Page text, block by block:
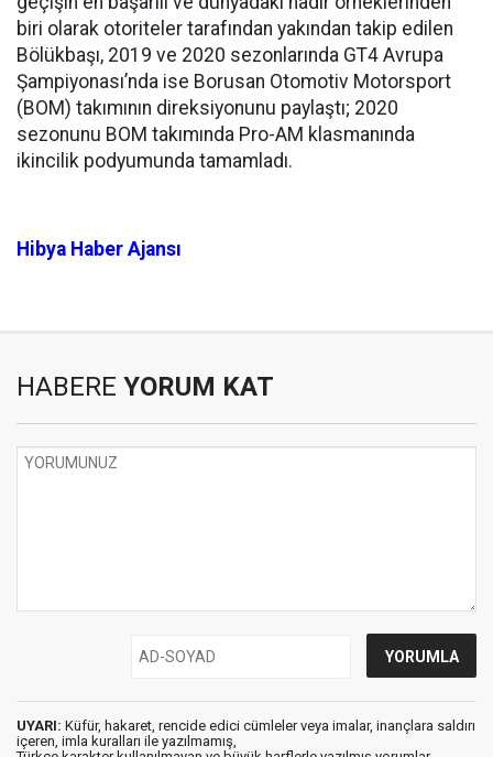
biri olarak otoriteler tarafından yakından takip edilen
Bölükbaşı, 2019 ve 2020 sezonlarında GT4 Avrupa
Şampiyonası’nda ise Borusan Otomotiv Motorsport
(BOM) takımının direksiyonunu paylaştı; 2020
sezonunu BOM takımında Pro-AM klasmanında
ikincilik podyumunda tamamladı.
Hibya Haber Ajansı
HABERE YORUM KAT
UYARI: Küfür, hakaret, rencide edici cümleler veya imalar, inançlara saldırı
içeren, imla kuralları ile yazılmamış,